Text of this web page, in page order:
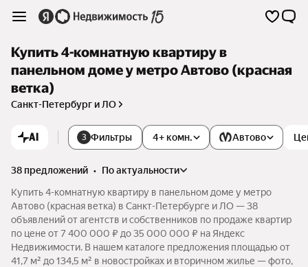
Купить 4-комнатную квартиру в
панельном доме у метро Автово (красная
ветка)
Санкт-Петербург и ЛО
AI 3 Фильтры 4+ комн. Автово
38 предложений •
по актуальности
Купить 4-комнатную квартиру в панельном доме у метро
Автово (красная ветка) в Санкт-Петербурге и ЛО — 38
объявлений от агентств и собственников по продаже квартир
по цене от 7 400 000 ₽ до 35 000 000 ₽ на Яндекс
Недвижимости. В нашем каталоге предложения площадью от
41,7 м² до 134,5 м² в новостройках и вторичном жилье — фото,